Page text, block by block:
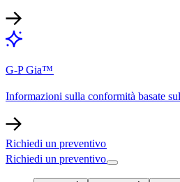
G-P Gia™​​
Informazioni sulla conformità basate
Richiedi un preventivo​​
Richiedi un preventivo​​